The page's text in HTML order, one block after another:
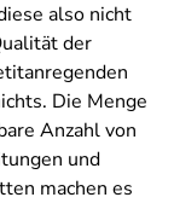
also nicht
der
Die Menge
Anzahl von
und
machen es